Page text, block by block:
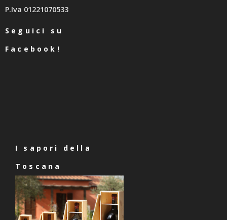
P.Iva 01221070533
Seguici su
Facebook!
I sapori della
Toscana